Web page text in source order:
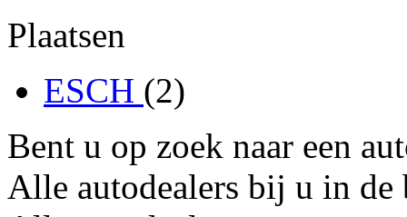
Plaatsen
ESCH (2)
Bent u op zoek naar een
Alle autodealers bij u in